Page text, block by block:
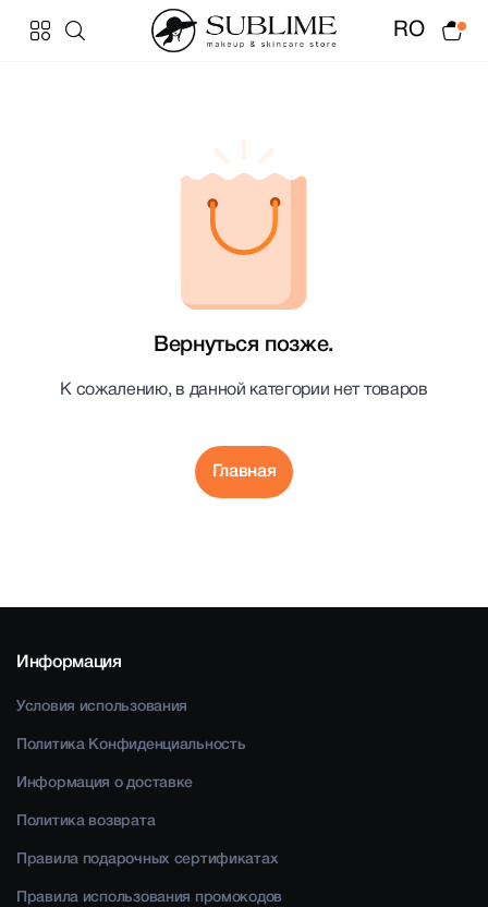
RO
Вернуться позже.
К сожалению, в данной категории нет товаров
Главная
Информация
Условия использования
Политика Конфиденциальность
Информация о доставке
Политика возврата
Правила подарочных сертификатах
Правила использования промокодов